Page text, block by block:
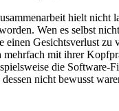
hielt nicht
Wen es selbst
Gesichtsverlust
mit ihrer
die
nicht bewusst